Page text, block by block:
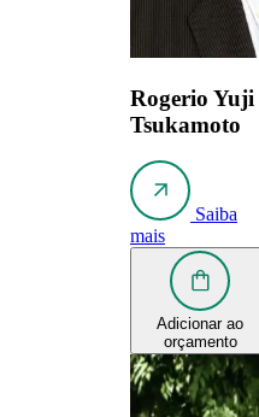
Rogerio Yuji
Tsukamoto
Saiba
mais
Adicionar ao
orçamento